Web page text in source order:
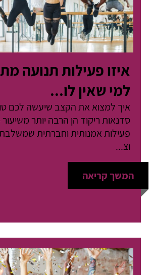
איזו פעילות תנועה
למי שאין לו...
איך למצוא את הקצב שיעשה לכם
סדנאות ריקוד הן הרבה יותר משיעור
פעילות אמנותית וחברתית
וצ...
המשך קריאה